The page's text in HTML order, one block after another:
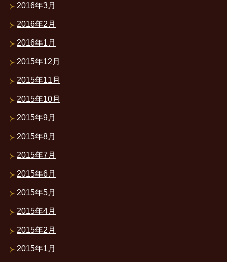
2016年3月
2016年2月
2016年1月
2015年12月
2015年11月
2015年10月
2015年9月
2015年8月
2015年7月
2015年6月
2015年5月
2015年4月
2015年2月
2015年1月